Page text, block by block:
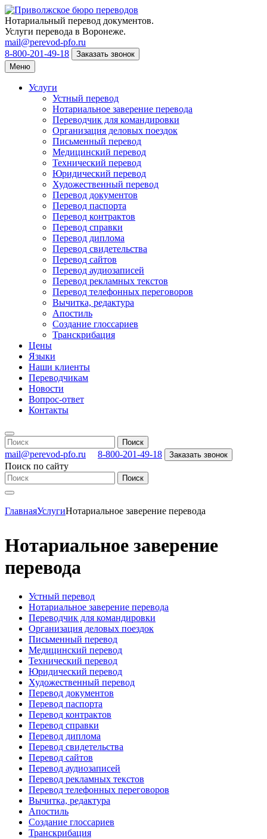
Нотариальный перевод документов.
Услуги перевода в Воронеже.
mail@perevod-pfo.ru
8-800-201-49-18
Заказать звонок
Меню
Услуги
Устный перевод
Нотариальное заверение перевода
Переводчик для командировки
Организация деловых поездок
Письменный перевод
Медицинский перевод
Технический перевод
Юридический перевод
Художественный перевод
Перевод документов
Перевод паспорта
Перевод контрактов
Перевод справки
Перевод диплома
Перевод свидетельства
Перевод сайтов
Перевод аудиозаписей
Перевод рекламных текстов
Перевод телефонных переговоров
Вычитка, редактура
Апостиль
Создание глоссариев
Транскрибация
Цены
Языки
Наши клиенты
Переводчикам
Новости
Вопрос-ответ
Контакты
mail@perevod-pfo.ru 8-800-201-49-18 Заказать звонок
Поиск по сайту
ГлавнаяУслугиНотариальное заверение перевода
Нотариальное заверение
перевода
Устный перевод
Нотариальное заверение перевода
Переводчик для командировки
Организация деловых поездок
Письменный перевод
Медицинский перевод
Технический перевод
Юридический перевод
Художественный перевод
Перевод документов
Перевод паспорта
Перевод контрактов
Перевод справки
Перевод диплома
Перевод свидетельства
Перевод сайтов
Перевод аудиозаписей
Перевод рекламных текстов
Перевод телефонных переговоров
Вычитка, редактура
Апостиль
Создание глоссариев
Транскрибация